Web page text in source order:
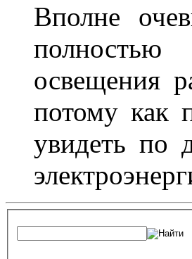
Вполне
освещения
потому как
увидеть по